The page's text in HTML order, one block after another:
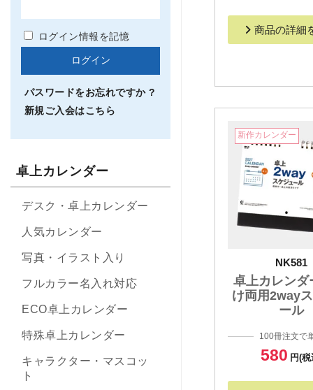
商品の詳細
新作カレンダー
NK581
卓上カレンダ
け両用2way
ール
100冊注文で
580 円(税
ログイン情報を記憶
パスワードをお忘れですか ?
新規ご入会はこちら
卓上カレンダー
デスク・卓上カレンダー
人気カレンダー
写真・イラスト入り
フルカラー名入れ対応
ECO卓上カレンダー
特殊卓上カレンダー
キャラクター・マスコッ
ト